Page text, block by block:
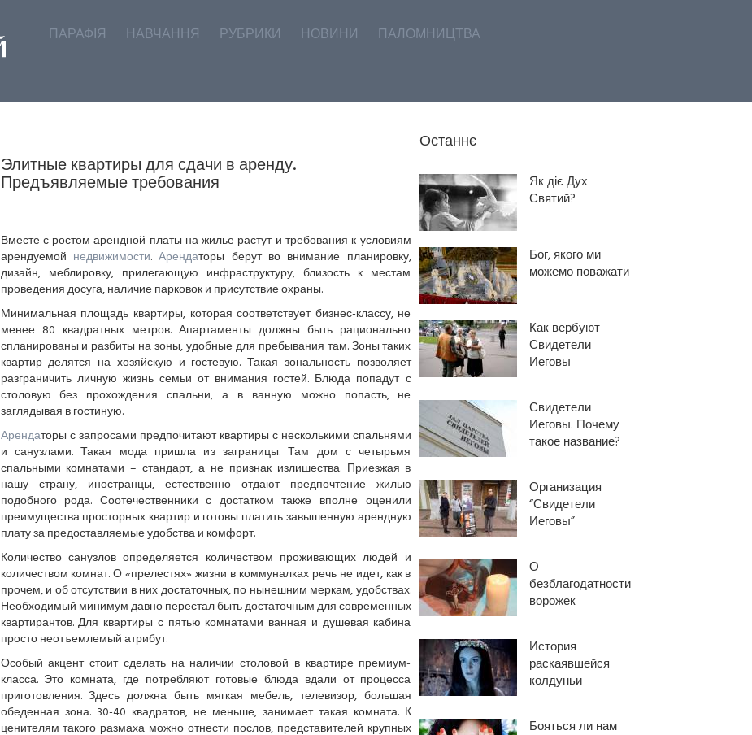
ПАРАФІЯ НАВЧАННЯ РУБРИКИ НОВИНИ ПАЛОМНИЦТВА
Элитные квартиры для сдачи в аренду.
Предъявляемые требования
Вместе с ростом арендной платы на жилье растут и требования к условиям
арендуемой недвижимости.Арендаторы берут во внимание планировку,
дизайн, меблировку, прилегающую инфраструктуру, близость к местам
проведения досуга, наличие парковок и присутствие охраны.
Минимальная площадь квартиры, которая соответствует бизнес-классу, не
менее 80 квадратных метров. Апартаменты должны быть рационально
спланированы и разбиты на зоны, удобные для пребывания там. Зоны таких
квартир делятся на хозяйскую и гостевую. Такая зональность позволяет
разграничить личную жизнь семьи от внимания гостей. Блюда попадут с
столовую без прохождения спальни, а в ванную можно попасть, не
заглядывая в гостиную.
Арендаторы с запросами предпочитают квартиры с несколькими спальнями
и санузлами. Такая мода пришла из заграницы. Там дом с четырьмя
спальными комнатами – стандарт, а не признак излишества. Приезжая в
нашу страну, иностранцы, естественно отдают предпочтение жилью
подобного рода. Соотечественники с достатком также вполне оценили
преимущества просторных квартир и готовы платить завышенную арендную
плату за предоставляемые удобства и комфорт.
Количество санузлов определяется количеством проживающих людей и
количеством комнат. О «прелестях» жизни в коммуналках речь не идет, как в
прочем, и об отсутствии в них достаточных, по нынешним меркам, удобствах.
Необходимый минимум давно перестал быть достаточным для современных
квартирантов. Для квартиры с пятью комнатами ванная и душевая кабина
просто неотъемлемый атрибут.
Особый акцент стоит сделать на наличии столовой в квартире премиум-
класса. Это комната, где потребляют готовые блюда вдали от процесса
приготовления. Здесь должна быть мягкая мебель, телевизор, большая
обеденная зона. 30-40 квадратов, не меньше, занимает такая комната. К
ценителям такого размаха можно отнести послов, представителей крупных
Останнє
Як діє Дух
Святий?
Бог, якого ми
можемо поважати
Как вербуют
Свидетели
Иеговы
Свидетели
Иеговы. Почему
такое название?
Организация
“Свидетели
Иеговы”
О
безблагодатности
ворожек
История
раскаявшейся
колдуньи
Бояться ли нам